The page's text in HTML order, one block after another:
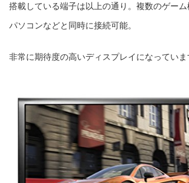
搭載している端子は以上の通り。複数のゲーム
パソコンなどと同時に接続可能。
非常に期待度の高いディスプレイになっていま